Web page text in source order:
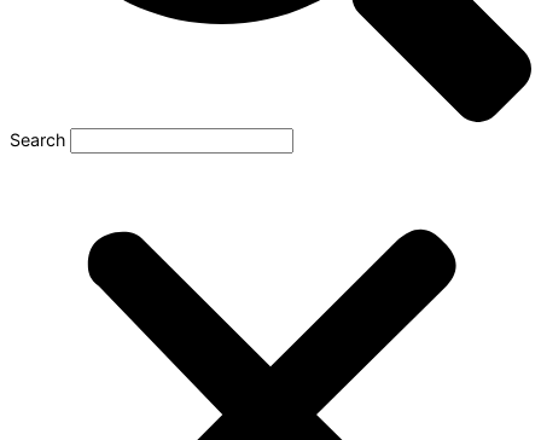
Search